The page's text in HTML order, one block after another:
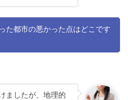
た都市の悪かった点はどこです
ましたが、地理的